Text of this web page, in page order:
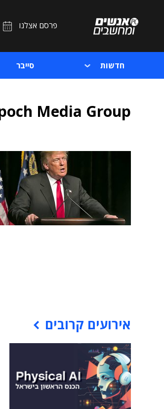
פרסם אצלנו
חדשות סייבר
Media Group
אירועים קרובים